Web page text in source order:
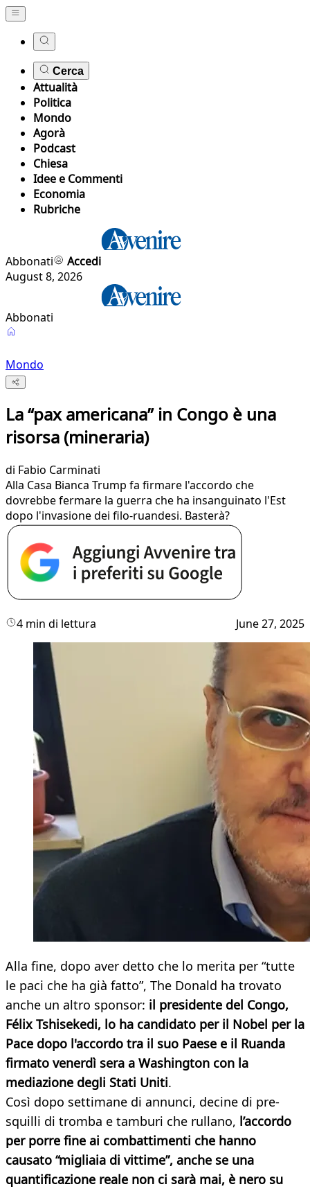
Cerca
Attualità
Politica
Mondo
Agorà
Podcast
Chiesa
Idee e Commenti
Economia
Rubriche
Abbonati
Accedi
August 8, 2026
Abbonati
Mondo
La “pax americana” in Congo è una
risorsa (mineraria)
di Fabio Carminati
Alla Casa Bianca Trump fa firmare l'accordo che
dovrebbe fermare la guerra che ha insanguinato l'Est
dopo l'invasione dei filo-ruandesi. Basterà?
4 min di lettura June 27, 2025
Alla fine, dopo aver detto che lo merita per “tutte
le paci che ha già fatto”, The Donald ha trovato
anche un altro sponsor: il presidente del Congo,
Félix Tshisekedi, lo ha candidato per il Nobel per la
Pace dopo l'accordo tra il suo Paese e il Ruanda
firmato venerdì sera a Washington con la
mediazione degli Stati Uniti.
Così dopo settimane di annunci, decine di pre-
squilli di tromba e tamburi che rullano, l’accordo
per porre fine ai combattimenti che hanno
causato “migliaia di vittime”, anche se una
quantificazione reale non ci sarà mai, è nero su